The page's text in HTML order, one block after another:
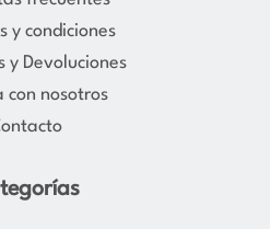
r
a
m
o
k
y condiciones
y Devoluciones
con nosotros